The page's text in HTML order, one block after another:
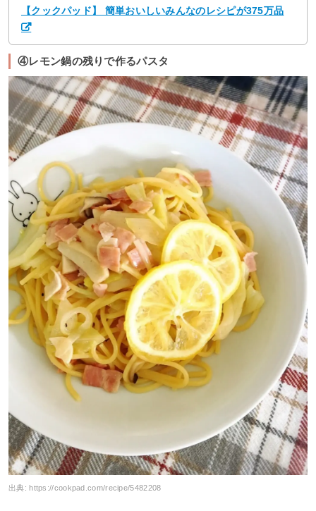
【クックパッド】 簡単おいしいみんなのレシピが375万品
④レモン鍋の残りで作るパスタ
出典:https://cookpad.com/recipe/5482208